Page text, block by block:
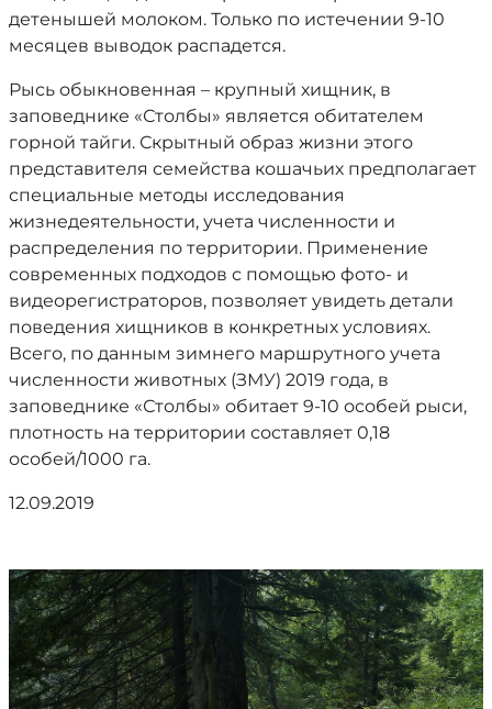
детенышей молоком. Только по истечении 9-10
месяцев выводок распадется.
Рысь обыкновенная – крупный хищник, в
заповеднике «Столбы» является обитателем
горной тайги. Скрытный образ жизни этого
представителя семейства кошачьих предполагает
специальные методы исследования
жизнедеятельности, учета численности и
распределения по территории. Применение
современных подходов с помощью фото- и
видеорегистраторов, позволяет увидеть детали
поведения хищников в конкретных условиях.
Всего, по данным зимнего маршрутного учета
численности животных (ЗМУ) 2019 года, в
заповеднике «Столбы» обитает 9-10 особей рыси,
плотность на территории составляет 0,18
особей/1000 га.
12.09.2019